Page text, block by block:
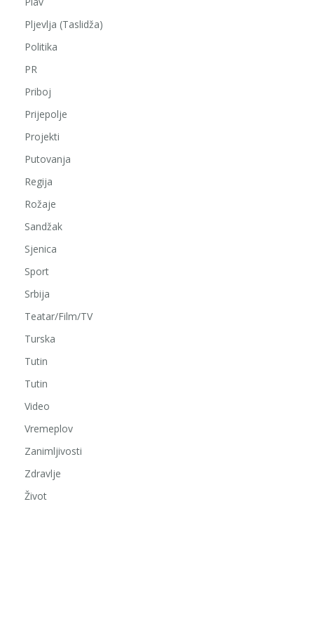
Pljevlja (Taslidža)
Politika
PR
Priboj
Prijepolje
Projekti
Putovanja
Regija
Rožaje
Sandžak
Sjenica
Sport
Srbija
Teatar/Film/TV
Turska
Tutin
Tutin
Video
Vremeplov
Zanimljivosti
Zdravlje
Život